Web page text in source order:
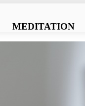
MEDITATION